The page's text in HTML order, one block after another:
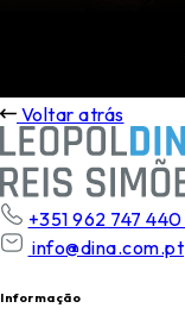
Voltar atrás
+351 962 747 440
info@dina.com.pt
Informação